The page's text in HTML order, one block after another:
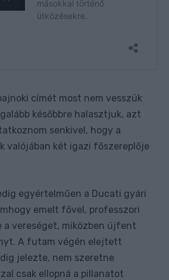
címét most nem vesszük
későbbre halasztjuk, azt
senkivel, hogy a
valójában két igazi főszereplője
egyértelműen a Ducati gyári
emelt fővel, professzori
a vereséget, miközben újfent
A futam végén elejtett
jelezte, nem szeretne
csak ellopná a pillanatot